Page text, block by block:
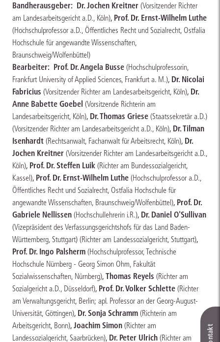
Bandherausgeber: Dr. Jochen Kreitner (Vorsitzender Richter
am Landesarbeitsgericht a.D., Köln), Prof. Dr. Ernst-Wilhelm Luthe
(Hochschulprofessor a.D., Öffentliches Recht und Sozialrecht, Ostfalia
Hochschule für angewandte Wissenschaften,
Braunschweig/Wolfenbüttel)
Bearbeiter: Prof. Dr. Angela Busse (Hochschulprofessorin,
Frankfurt University of Applied Sciences, Frankfurt a. M.), Dr. Nicolai
Fabricius (Vorsitzender Richter am Landesarbeitsgericht, Köln), Dr.
Anne Babette Goebel (Vorsitzende Richterin am
Landesarbeitsgericht, Köln), Dr. Thomas Griese (Staatssekretär a.D.)
(Vorsitzender Richter am Landesarbeitsgericht a.D., Köln), Dr. Tilman
Isenhardt (Rechtsanwalt, Fachanwalt für Arbeitsrecht, Köln), Dr.
Jochen Kreitner (Vorsitzender Richter am Landesarbeitsgericht a.D.,
Köln), Prof. Dr. Steffen Luik (Richter am Bundessozialgericht,
Kassel), Prof. Dr. Ernst-Wilhelm Luthe (Hochschulprofessor a.D.,
Öffentliches Recht und Sozialrecht, Ostfalia Hochschule für
angewandte Wissenschaften, Braunschweig/Wolfenbüttel), Prof. Dr.
Gabriele Nellissen (Hochschullehrerin i.R.), Dr. Daniel O'Sullivan
(Vizepräsident des Verfassungsgerichtshofs für das Land Baden-
Württemberg, Stuttgart) (Richter am Landessozialgericht, Stuttgart),
Prof. Dr. Ingo Palsherm (Hochschulprofessor, Technische
Hochschule Nürnberg - Georg Simon Ohm, Fakultät
Sozialwissenschaften, Nürnberg), Thomas Reyels (Richter am
Sozialgericht a.D., Düsseldorf), Prof. Dr. Volker Schlette (Richter
am Verwaltungsgericht, Berlin; apl. Professor an der Georg-August-
Universität, Göttingen), Dr. Sonja Schramm (Richterin am
Arbeitsgericht, Bonn), Joachim Simon (Richter am
Landessozialgericht, Saarbrücken), Dr. Peter Ulrich (Richter am